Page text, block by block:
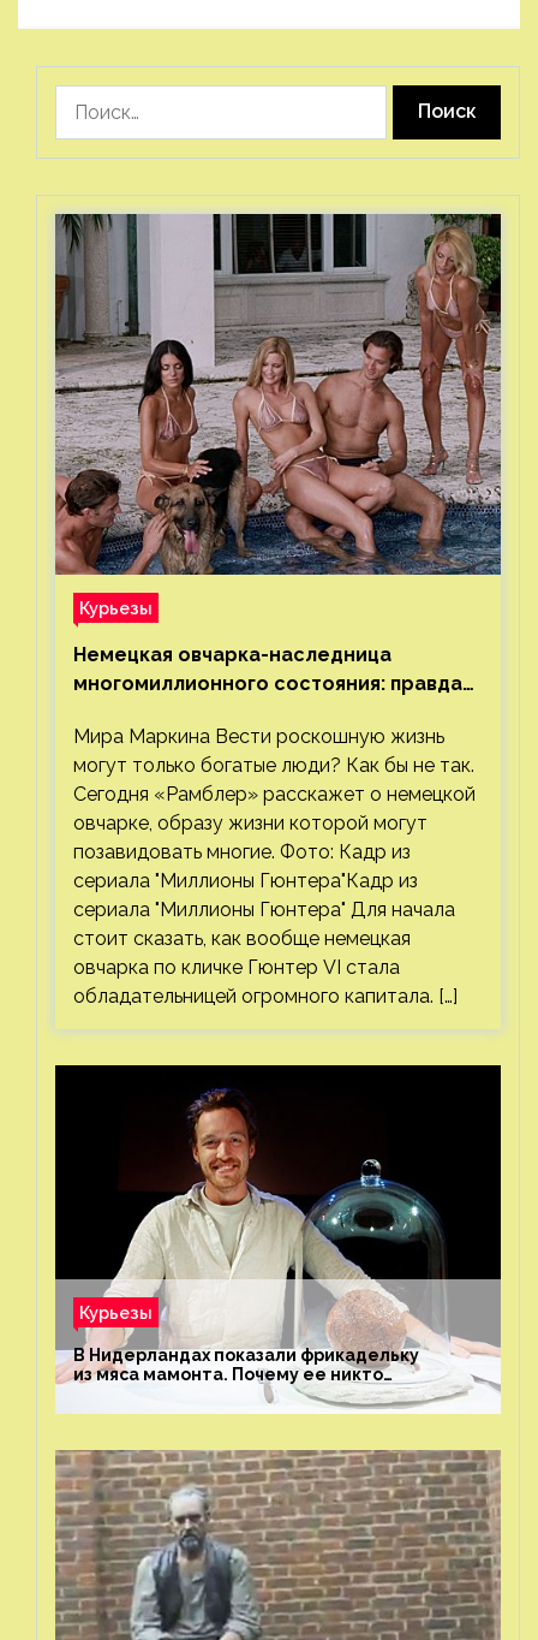
Курьезы
Немецкая овчарка-наследница
многомиллионного состояния: правда
Мира Маркина Вести роскошную жизнь
могут только богатые люди? Как бы не так.
Сегодня «Рамблер» расскажет о немецкой
овчарке, образу жизни которой могут
позавидовать многие. Фото: Кадр из
сериала "Миллионы Гюнтера"Кадр из
сериала "Миллионы Гюнтера" Для начала
стоит сказать, как вообще немецкая
овчарка по кличке Гюнтер VI стала
обладательницей огромного капитала. […]
Курьезы
В Нидерландах показали фрикадельку
из мяса мамонта. Почему ее никто